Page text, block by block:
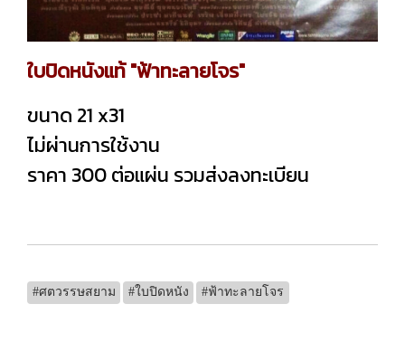
ใบปิดหนังแท้ "ฟ้าทะลายโจร"
ขนาด 21 x31
ไม่ผ่านการใช้งาน
ราคา 300 ต่อแผ่น รวมส่งลงทะเบียน
#ศตวรรษสยาม #ใบปิดหนัง #ฟ้าทะลายโจร